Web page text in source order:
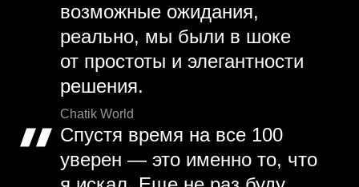
возможные ожидания,
реально, мы были в шоке
от простоты и элегантности
решения.
Chatik World
Спустя время на все 100
уверен — это именно то, что